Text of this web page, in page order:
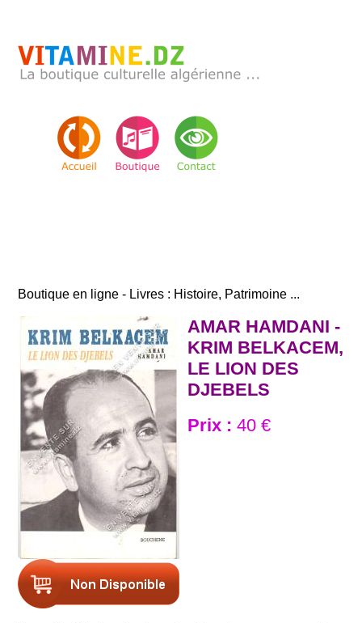
Boutique en ligne - Livres : Histoire, Patrimoine ...
AMAR HAMDANI -
KRIM BELKACEM,
LE LION DES
DJEBELS
Prix : 40 €